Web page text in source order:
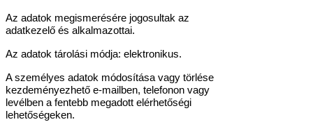
Az adatok megismerésére jogosultak az
adatkezelő és alkalmazottai.
Az adatok tárolási módja: elektronikus.
A személyes adatok módosítása vagy törlése
kezdeményezhető e-mailben, telefonon vagy
levélben a fentebb megadott elérhetőségi
lehetőségeken.